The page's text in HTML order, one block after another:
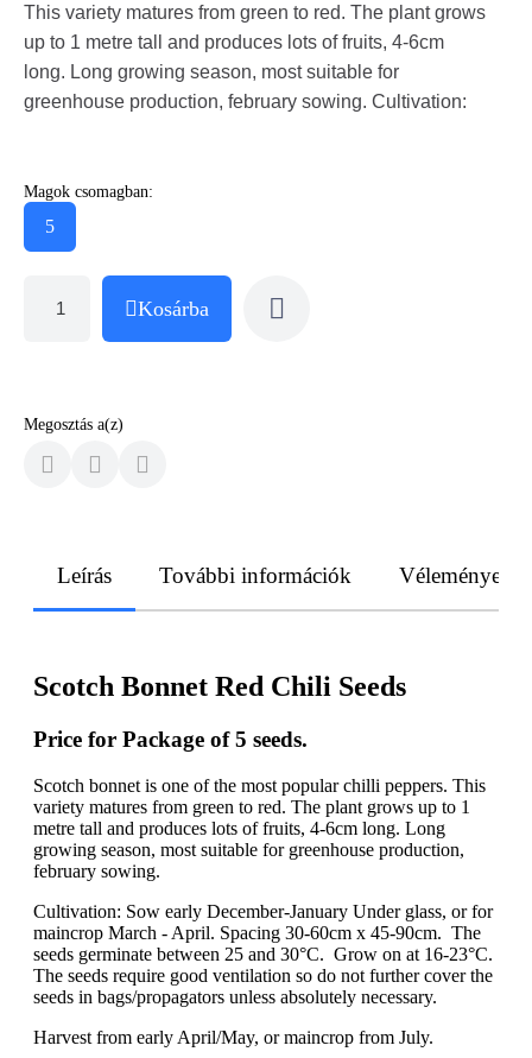
This variety matures from green to red. The plant grows
up to 1 metre tall and produces lots of fruits, 4-6cm
long. Long growing season, most suitable for
greenhouse production, february sowing. Cultivation:
Magok csomagban:
5
Kosárba
Megosztás a(z)
Leírás További információk Vélemények
Scotch Bonnet Red Chili Seeds
Price for Package of 5 seeds.
Scotch bonnet is one of the most popular chilli peppers. This
variety matures from green to red. The plant grows up to 1
metre tall and produces lots of fruits, 4-6cm long. Long
growing season, most suitable for greenhouse production,
february sowing.
Cultivation: Sow early December-January Under glass, or for
maincrop March - April. Spacing 30-60cm x 45-90cm. The
seeds germinate between 25 and 30°C. Grow on at 16-23°C.
The seeds require good ventilation so do not further cover the
seeds in bags/propagators unless absolutely necessary.
Harvest from early April/May, or maincrop from July.